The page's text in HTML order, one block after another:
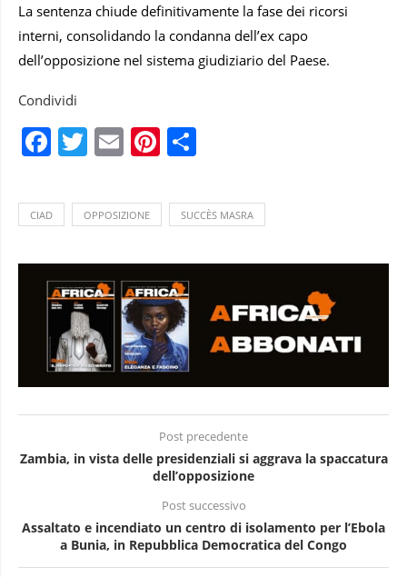
La sentenza chiude definitivamente la fase dei ricorsi
interni, consolidando la condanna dell’ex capo
dell’opposizione nel sistema giudiziario del Paese.
Condividi
Facebook
Twitter
EmailPinterest
CIAD OPPOSIZIONE SUCCÈS MASRA
Post precedente
Zambia, in vista delle presidenziali si aggrava la spaccatura
dell’opposizione
Post successivo
Assaltato e incendiato un centro di isolamento per l’Ebola
a Bunia, in Repubblica Democratica del Congo